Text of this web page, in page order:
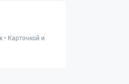
Карточкой и